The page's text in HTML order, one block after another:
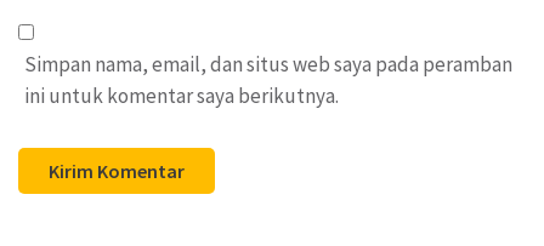
Simpan nama, email, dan situs web saya pada peramban
ini untuk komentar saya berikutnya.